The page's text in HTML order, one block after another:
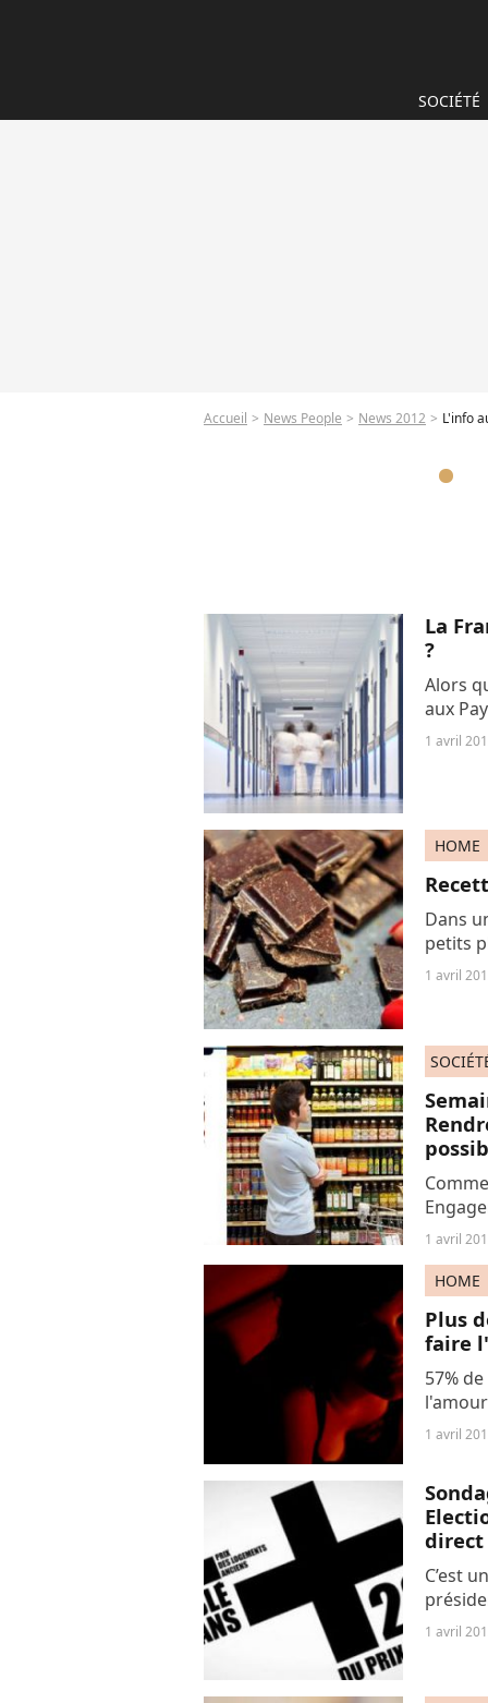
SOCIÉTÉ
Accueil News People News 2012 L'info
La
?
Alors
aux
loin
1 avril
HOME
Dans
petits
1 avril
tenant
1 avril
HOME
Plus
faire
57%
33%
1 avril
direct
C’est
1 avril